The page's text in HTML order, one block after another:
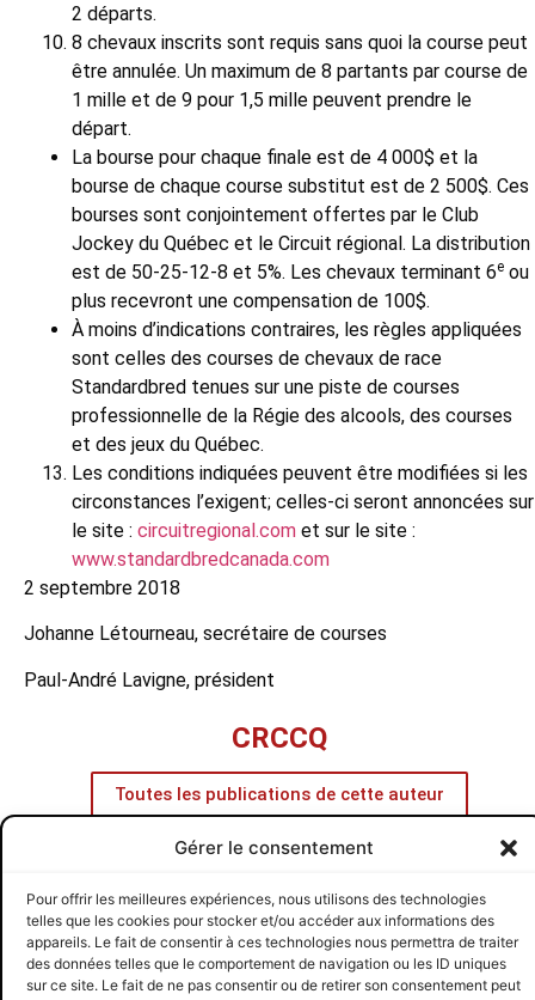
Gérer le consentement
Pour offrir les meilleures expériences, nous utilisons des technologies
telles que les cookies pour stocker et/ou accéder aux informations des
appareils. Le fait de consentir à ces technologies nous permettra de traiter
des données telles que le comportement de navigation ou les ID uniques
sur ce site. Le fait de ne pas consentir ou de retirer son consentement peut
2 départs.
8 chevaux inscrits sont requis sans quoi la course peut
être annulée. Un maximum de 8 partants par course de
1 mille et de 9 pour 1,5 mille peuvent prendre le
départ.
La bourse pour chaque finale est de 4 000$ et la
bourse de chaque course substitut est de 2 500$. Ces
bourses sont conjointement offertes par le Club
Jockey du Québec et le Circuit régional. La distribution
est de 50-25-12-8 et 5%. Les chevaux terminant 6e ou
plus recevront une compensation de 100$.
À moins d’indications contraires, les règles appliquées
sont celles des courses de chevaux de race
Standardbred tenues sur une piste de courses
professionnelle de la Régie des alcools, des courses
et des jeux du Québec.
Les conditions indiquées peuvent être modifiées si les
circonstances l’exigent; celles-ci seront annoncées sur
le site : circuitregional.com et sur le site :
www.standardbredcanada.com
2 septembre 2018
Johanne Létourneau, secrétaire de courses
Paul-André Lavigne, président
CRCCQ
Toutes les publications de cette auteur
Hommage à notre ami Peter McHarg Classements Conducteurs & Entraîneurs
CRCCQ © 2026 CRCCQ SUIVEZ-NOUS